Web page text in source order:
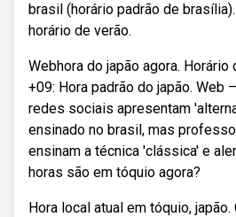
brasil (horário padrão de
horário de verão.
Webhora do japão agora.
+09: Hora padrão do japão. Web
redes sociais apresentam
ensinado no brasil, mas
ensinam a técnica 'clássica' e
horas são em tóquio agora?
Hora local atual em tóquio,